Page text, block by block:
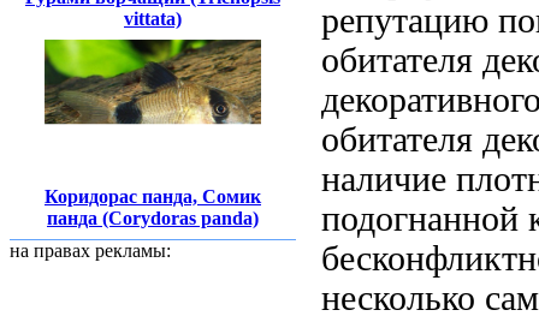
vittata)
Коридорас панда, Сомик
панда (Corydoras panda)
на правах рекламы:
репутацию
обитателя
обитателя
наличие
подогнанной
несколько